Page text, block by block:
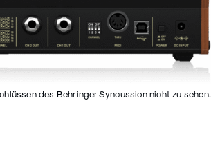
des Behringer Syncussion nicht zu sehen.